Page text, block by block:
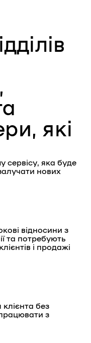
які
сервісу, яка буде
нових
відносини з
та потребують
і продажі
без
з